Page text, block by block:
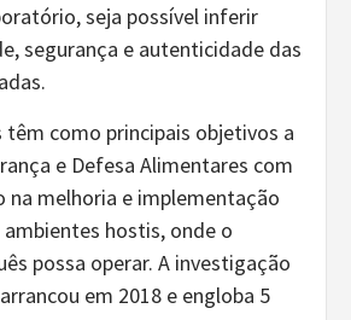
seja possível inferir
segurança e autenticidade das
têm como principais objetivos a
e Defesa Alimentares com
na melhoria e implementação
hostis, onde o
possa operar. A investigação
em 2018 e engloba 5